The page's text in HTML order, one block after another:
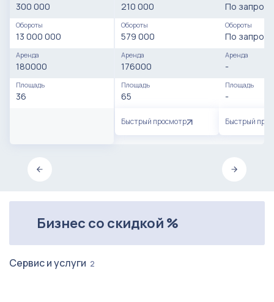
300 000
Обороты
13 000 000
Аренда
180000
Площадь
36
210 000
Обороты
579 000
Аренда
176000
Площадь
65
Быстрый просмотр
По запросу
Обороты
По запросу
Аренда
-
Площадь
-
Быстрый
Бизнес со скидкой %
Сервис и услуги 2